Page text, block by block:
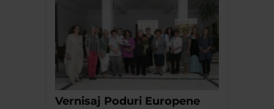
Vernisaj Poduri Europene